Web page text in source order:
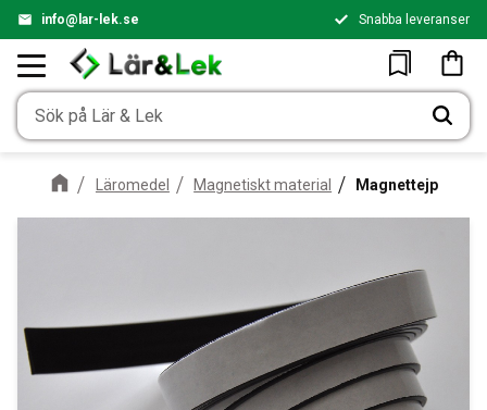
info@lar-lek.se Snabba leveranser
Favoriter
Läromedel Magnetiskt material Magnettejp